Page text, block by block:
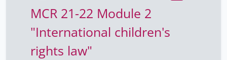
MCR 21-22 Module 2
"International children's
rights law"